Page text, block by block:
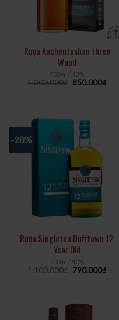
Rượu Auchentoshan three
Wood
700ml / 43%
1.300.000₫ 850.000₫
-28%
Rượu Singleton Dufftown 12
Year Old
700ml / 40%
1.100.000₫ 790.000₫